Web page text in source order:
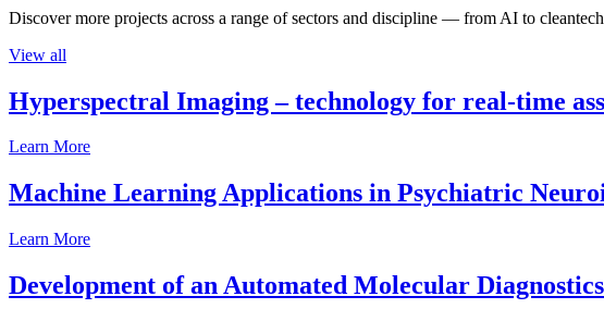
Discover more projects across a range of sectors and discipline — from AI to
View all
Hyperspectral Imaging – technology for real-time
Learn More
Machine Learning Applications in Psychiatric
Learn More
Development of an Automated Molecular